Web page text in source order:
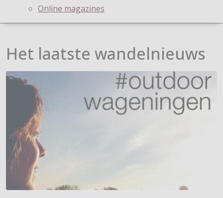
Online magazines
Het laatste wandelnieuws